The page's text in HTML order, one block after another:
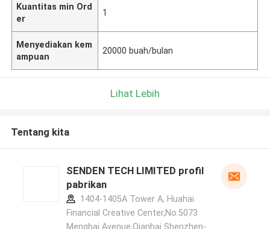
Kuantitas min Ord
er
1
Menyediakan kem
ampuan
20000 buah/bulan
Lihat Lebih
Tentang kita
SENDEN TECH LIMITED profil
pabrikan
1404-1405A Tower A, Huahai
Financial Creative Center,No.5073
Menghai Avenue,Qianhai Shenzhen-